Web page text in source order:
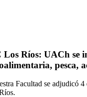
Los Ríos: UACh se
pesca,
Facultad se adjudicó